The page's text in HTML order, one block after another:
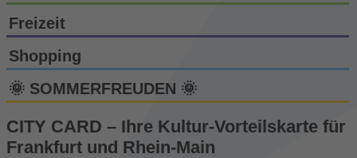
Freizeit
Shopping
🌞 SOMMERFREUDEN 🌞
CITY CARD – Ihre Kultur-Vorteils­karte für
Frankfurt und Rhein-Main